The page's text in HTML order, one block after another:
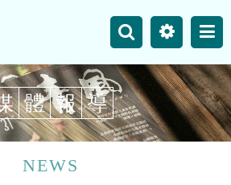
網站地圖
NEWS
體 報 導